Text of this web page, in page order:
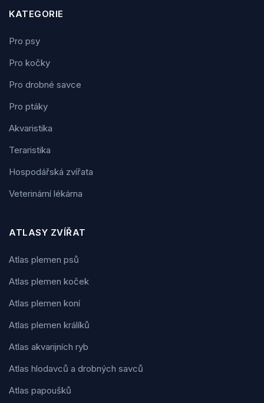
KATEGORIE
Pro psy
Pro kočky
Pro drobné savce
Pro ptáky
Akvaristika
Teraristika
Hospodářská zvířata
Veterinární lékárna
ATLASY ZVÍŘAT
Atlas plemen psů
Atlas plemen koček
Atlas plemen koní
Atlas plemen králíků
Atlas akvarijních ryb
Atlas hlodavců a drobných savců
Atlas papoušků